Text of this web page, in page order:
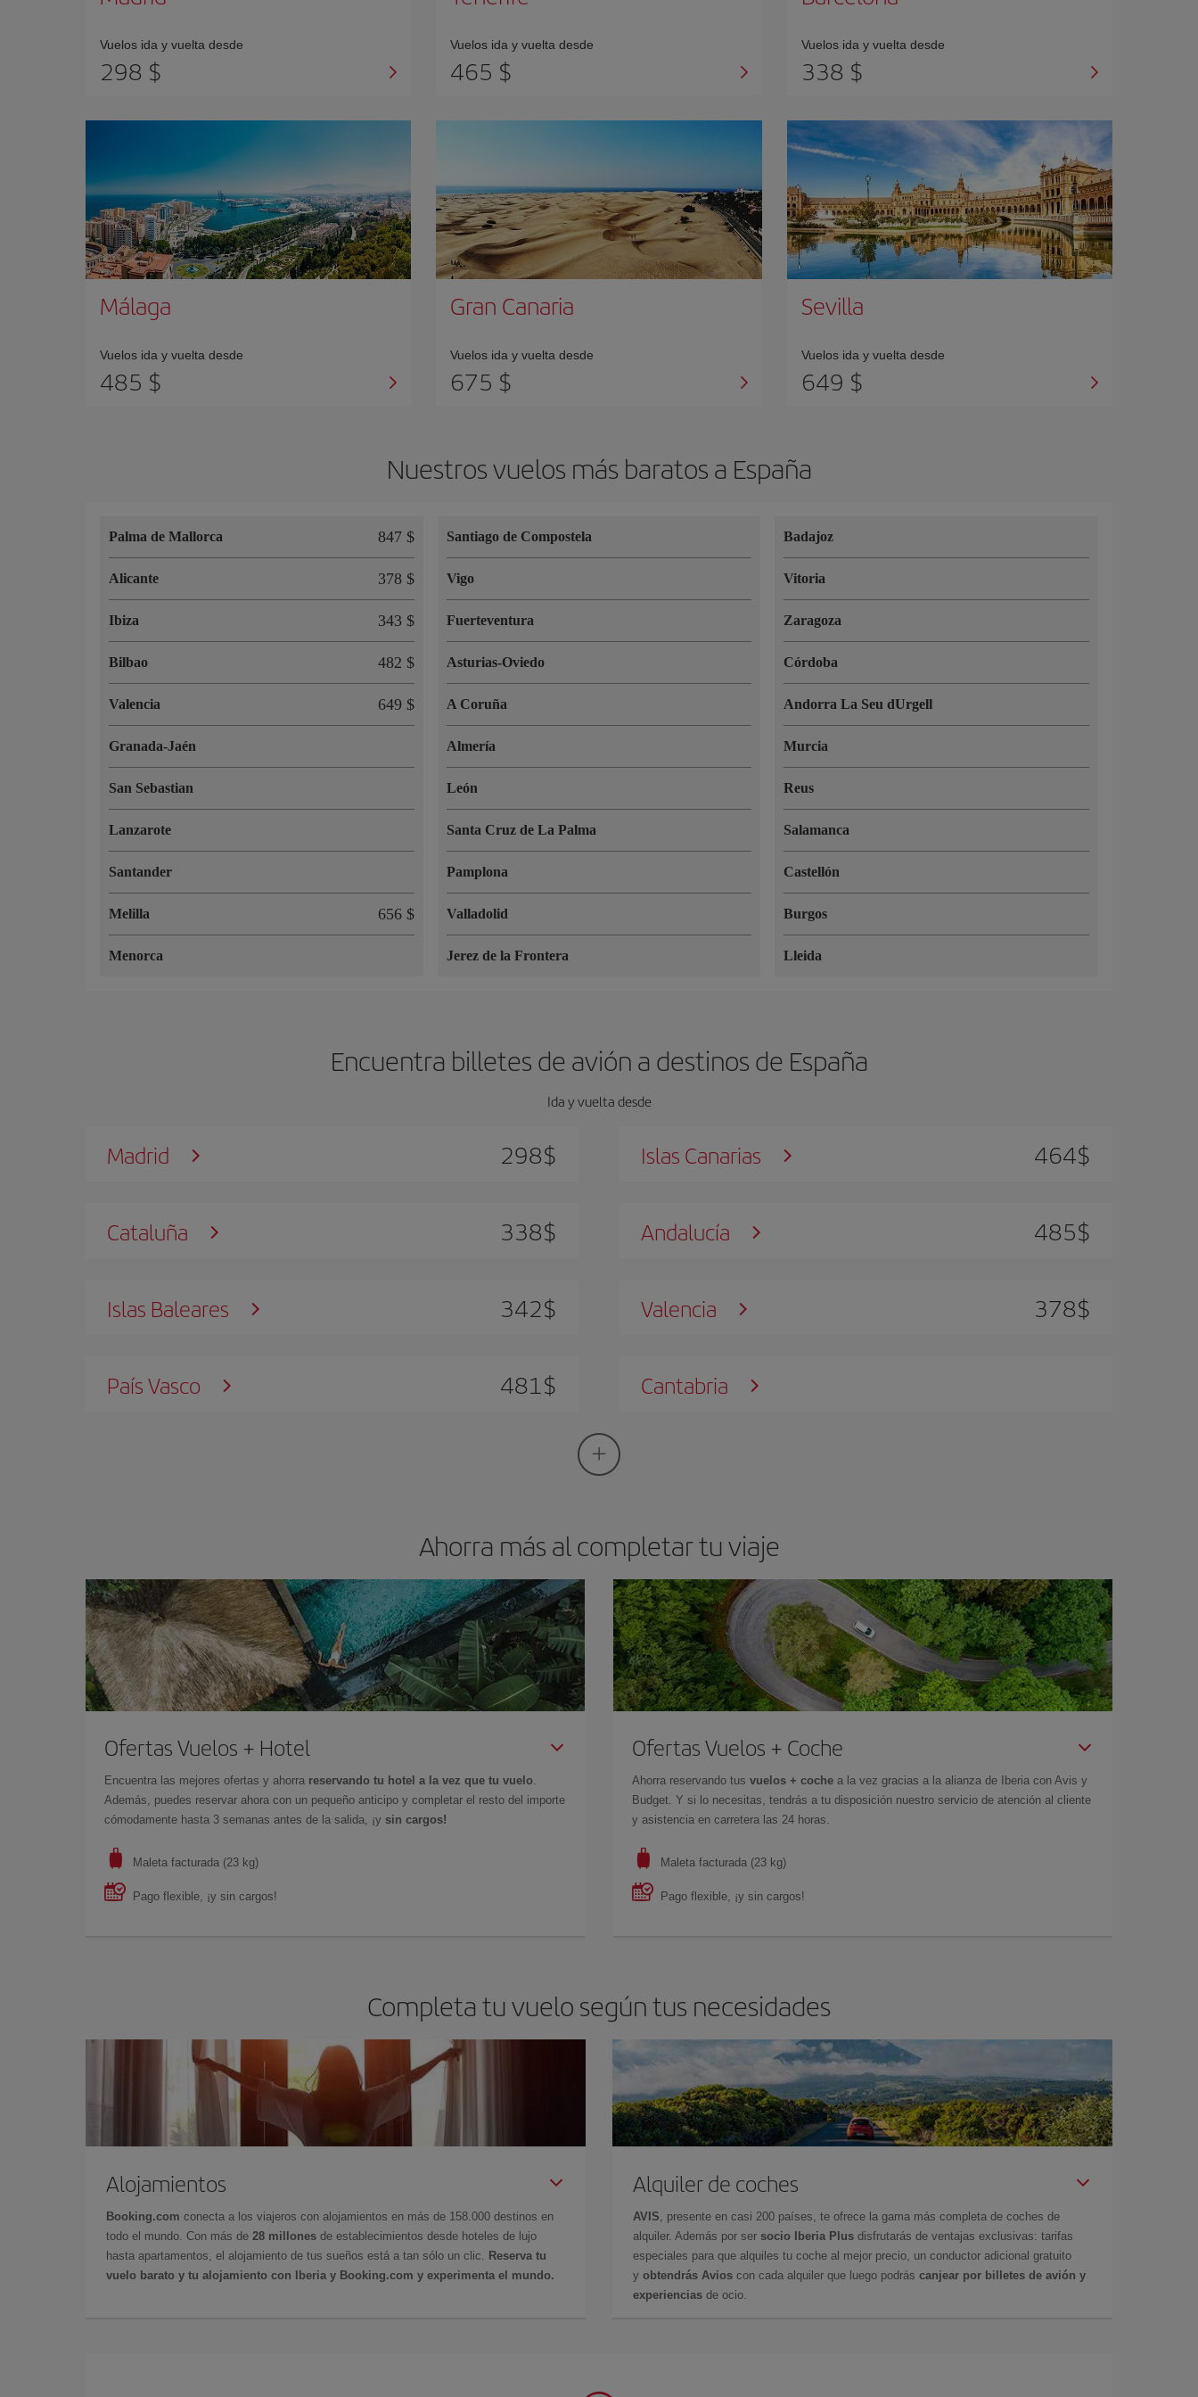
Vuelos ida y vuelta desde
298 $
Vuelos ida y vuelta desde
465 $
Vuelos ida y vuelta desde
338 $
Málaga
Vuelos ida y vuelta desde
485 $
Gran Canaria
Vuelos ida y vuelta desde
675 $
Sevilla
Vuelos ida y vuelta desde
649 $
Nuestros vuelos más baratos a España
Palma de Mallorca 847 $
Alicante 378 $
Ibiza 343 $
Bilbao 482 $
Valencia 649 $
Granada-Jaén
San Sebastian
Lanzarote
Santander
Melilla 656 $
Menorca
Santiago de Compostela
Vigo
Fuerteventura
Asturias-Oviedo
A Coruña
Almería
León
Santa Cruz de La Palma
Pamplona
Valladolid
Jerez de la Frontera
Badajoz
Vitoria
Zaragoza
Córdoba
Andorra La Seu dUrgell
Murcia
Reus
Salamanca
Castellón
Burgos
Lleida
Encuentra billetes de avión a destinos de España
Ida y vuelta desde
Madrid 298$ Islas Canarias 464$
Cataluña 338$ Andalucía 485$
Islas Baleares 342$ Valencia 378$
País Vasco 481$ Cantabria
Ahorra más al completar tu viaje
Ofertas Vuelos + Hotel
Encuentra las mejores ofertas y ahorra reservando tu hotel a la vez que tu vuelo
Además, puedes reservar ahora con un pequeño anticipo y completar el resto del importe
cómodamente hasta 3 semanas antes de la salida, ¡y sin cargos!
Maleta facturada (23 kg)
Pago flexible, ¡y sin cargos!
Ofertas Vuelos + Coche
Ahorra reservando tus vuelos + cochea la vez gracias a la alianza de Iberia con Avis y
Budget. Y si lo necesitas, tendrás a tu disposición nuestro servicio de atención al cliente
y asistencia en carretera las 24 horas.
Maleta facturada (23 kg)
Pago flexible, ¡y sin cargos!
Completa tu vuelo según tus necesidades
Alojamientos
Booking.com conecta a los viajeros con alojamientos en más de 158.000 destinos en
todo el mundo. Con más de 28 millones de establecimientos desde hoteles de lujo
hasta apartamentos, el alojamiento de tus sueños está a tan sólo un clic.
Reserva tu
vuelo barato y tu alojamiento con Iberia y Booking.com y experimenta el mundo.
Alquiler de coches
AVIS , presente en casi 200 países, te ofrece la gama más completa de coches de
alquiler. Además por ser socio Iberia Plus disfrutarás de ventajas exclusivas: tarifas
especiales para que alquiles tu coche al mejor precio, un conductor adicional gratuito
y obtendrás Avios con cada alquiler que luego podrás canjear por billetes de avión y
experiencias de ocio.